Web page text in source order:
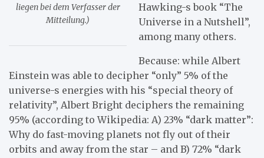
liegen bei dem Verfasser der
Mitteilung.)
Hawking-s book “The
Universe in a Nutshell”,
among many others.
Because: while Albert
Einstein was able to decipher “only” 5% of the
universe-s energies with his “special theory of
relativity”, Albert Bright deciphers the remaining
95% (according to Wikipedia: A) 23% “dark matter”:
Why do fast-moving planets not fly out of their
orbits and away from the star – and B) 72% “dark